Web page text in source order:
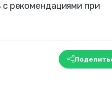
рекомендациями при